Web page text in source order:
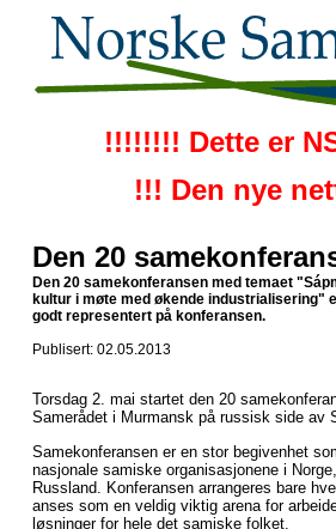
!!!!!!!! Dette er
!!! Den nye
Den 20
Den 20 samekonferansen med temaet
kultur i møte med økende industrialisering"
godt representert på konferansen.
Publisert: 02.05.2013
Torsdag 2. mai startet den 20
Samerådet i Murmansk på russisk side av
Samekonferansen er en stor begivenhet
nasjonale samiske organisasjonene i
Russland. Konferansen arrangeres bare
anses som en veldig viktig arena for
løsninger for hele det samiske folket.